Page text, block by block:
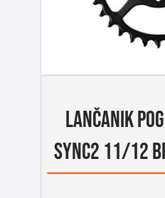
LANČANIK
SYNC2 11/12